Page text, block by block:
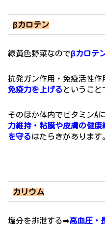
βカロテン
緑黄色野菜なのでβカロテ
抗発ガン作用・免疫活性
免疫力を上げる ということ
そのほか体内で ビタミンA
力維持・粘膜や皮膚の健
を守る はたらきがあります
カリウム
塩分を排泄する➡高血圧・